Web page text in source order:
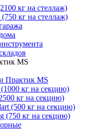
кг на стеллаж)
кг на стеллаж)
MS
Практик MS
кг на секцию)
кг на секцию)
(500 кг на секцию)
(750 кг на секцию)